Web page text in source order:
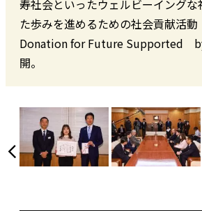
寿社会といったウェルビーイング
た歩みを進めるための社会貢献活
Donation for Future Supported
開。